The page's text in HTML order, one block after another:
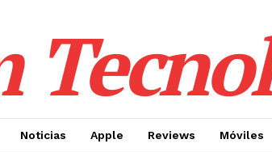
Noticias Apple Reviews Móviles